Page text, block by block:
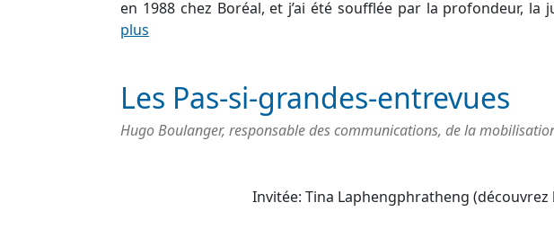
en 1988 chez Boréal, et j’ai été soufflée par la profondeur,
plus
Les Pas-si-grandes-entrevues
Hugo Boulanger, responsable des communications, de la
Invitée: Tina Laphengphratheng